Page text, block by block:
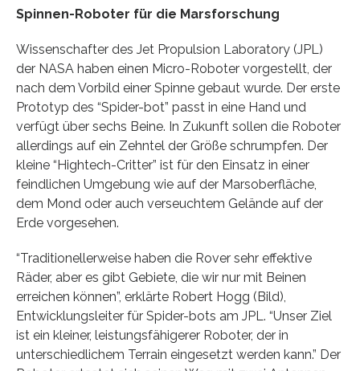
Spinnen-Roboter für die Marsforschung
Wissenschafter des Jet Propulsion Laboratory (JPL)
der NASA haben einen Micro-Roboter vorgestellt, der
nach dem Vorbild einer Spinne gebaut wurde. Der erste
Prototyp des “Spider-bot” passt in eine Hand und
verfügt über sechs Beine. In Zukunft sollen die Roboter
allerdings auf ein Zehntel der Größe schrumpfen. Der
kleine “Hightech-Critter” ist für den Einsatz in einer
feindlichen Umgebung wie auf der Marsoberfläche,
dem Mond oder auch verseuchtem Gelände auf der
Erde vorgesehen.
“Traditionellerweise haben die Rover sehr effektive
Räder, aber es gibt Gebiete, die wir nur mit Beinen
erreichen können”, erklärte Robert Hogg (Bild),
Entwicklungsleiter für Spider-bots am JPL. “Unser Ziel
ist ein kleiner, leistungsfähigerer Roboter, der in
unterschiedlichem Terrain eingesetzt werden kann.” Der